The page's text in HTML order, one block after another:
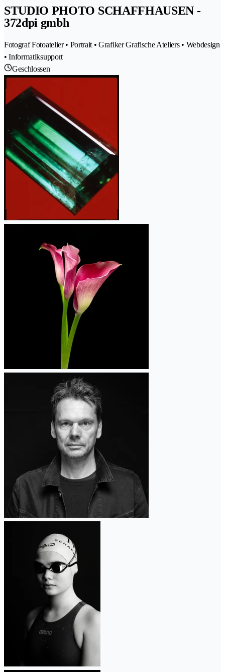
STUDIO PHOTO SCHAFFHAUSEN -
372dpi gmbh
Fotograf Fotoatelier • Portrait • Grafiker Grafische Ateliers • Webdesign
• Informatiksupport
Geschlossen